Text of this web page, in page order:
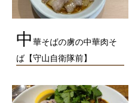
中華そばの虜の中華肉そ
ば【守山自衛隊前】